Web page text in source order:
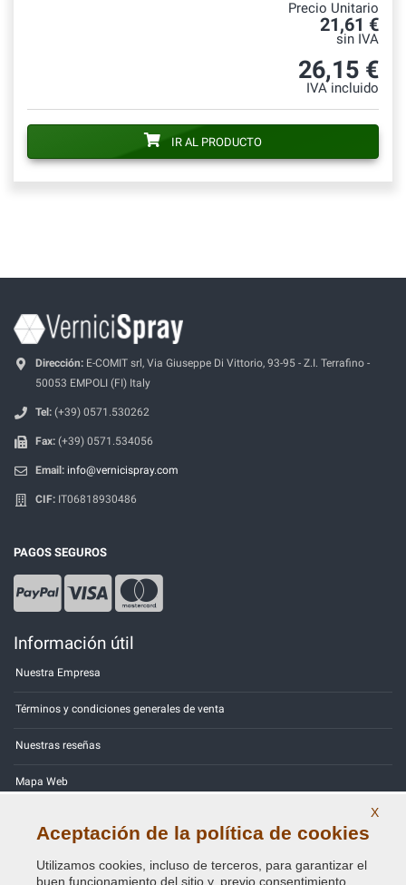
Precio Unitario
21,61 €
sin IVA
26,15 €
IVA incluido
IR AL PRODUCTO
Dirección: E-COMIT srl, Via Giuseppe Di Vittorio, 93-95 - Z.I. Terrafino -
50053 EMPOLI (FI) Italy
Tel: (+39) 0571.530262
Fax: (+39) 0571.534056
Email: info@vernicispray.com
CIF: IT06818930486
PAGOS SEGUROS
Información útil
Nuestra Empresa
Términos y condiciones generales de venta
Nuestras reseñas
Mapa Web
X
Aceptación de la política de cookies
Utilizamos cookies, incluso de terceros, para garantizar el
buen funcionamiento del sitio y, previo consentimiento,